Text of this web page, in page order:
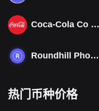
Coca-Cola Co (Derivatives)
Roundhill Photonics & Optics ETF
热门币种价格